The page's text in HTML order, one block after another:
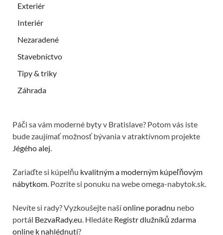
Exteriér
Interiér
Nezaradené
Stavebníctvo
Tipy & triky
Záhrada
Páči sa vám moderné byty v Bratislave? Potom vás iste
bude zaujímať možnosť bývania v atraktívnom projekte
Jégého alej
Zariaďte si kúpelňu kvalitným a moderným kúpeľňovým
nábytkom . Pozrite si ponuku na webe omega-nabytok.sk.
Nevíte si rady? Vyzkoušejte našíonline poradnu nebo
portál BezvaRady.eu . Hledáte Registr dlužníků zdarma
online k nahlédnutí?